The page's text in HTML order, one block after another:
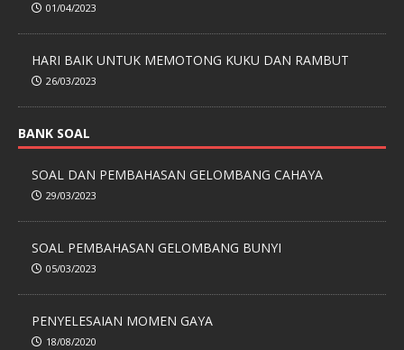
01/04/2023
HARI BAIK UNTUK MEMOTONG KUKU DAN RAMBUT
26/03/2023
BANK SOAL
SOAL DAN PEMBAHASAN GELOMBANG CAHAYA
29/03/2023
SOAL PEMBAHASAN GELOMBANG BUNYI
05/03/2023
PENYELESAIAN MOMEN GAYA
18/08/2020